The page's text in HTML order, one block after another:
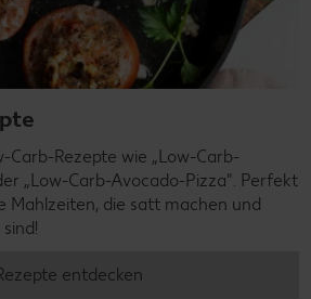
Carb-Rezepte wie „Low-Carb-
„Low-Carb-Avocado-Pizza". Perfekt
Mahlzeiten, die satt machen und
entdecken